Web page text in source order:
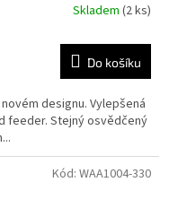
Skladem (2 ks)
Do košíku
designu. Vylepšená
feeder. Stejný osvědčený
Kód: WAA1004-330